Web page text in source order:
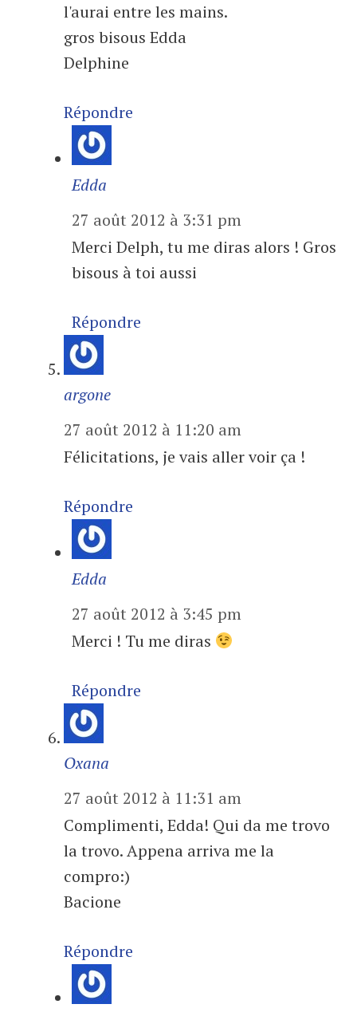
l'aurai entre les mains.
gros bisous Edda
Delphine
Répondre
Edda
27 août 2012 à 3:31 pm
Merci Delph, tu me diras alors ! Gros
bisous à toi aussi
Répondre
argone
27 août 2012 à 11:20 am
Félicitations, je vais aller voir ça !
Répondre
Edda
27 août 2012 à 3:45 pm
Merci ! Tu me diras
Répondre
Oxana
27 août 2012 à 11:31 am
Complimenti, Edda! Qui da me trovo
la trovo. Appena arriva me la
compro:)
Bacione
Répondre